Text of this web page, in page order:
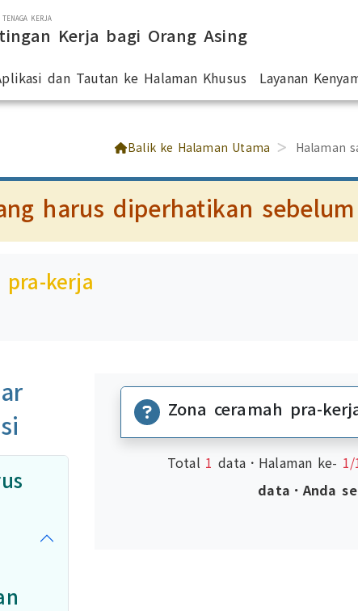
TENAGA KERJA
Kerja bagi Orang Asing
dan Tautan ke Halaman Khusus Layanan
Balik ke Halaman Utama Halaman
harus diperhatikan
pra-kerja
Zona ceramah pra-
Total 1data．Halaman ke- 1/
data．Anda